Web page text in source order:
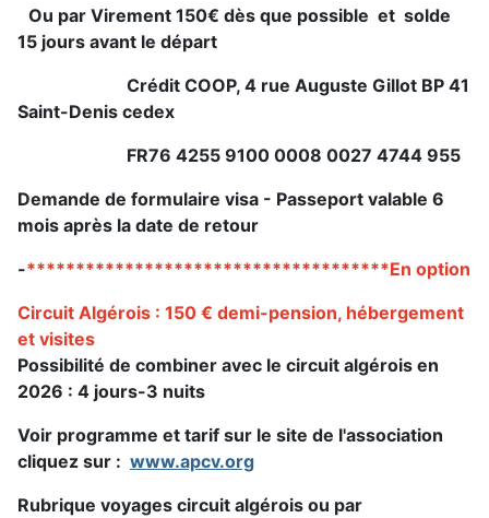
Ou par Virement 150€ dès que possible et solde
15 jours avant le départ
Crédit COOP, 4 rue Auguste Gillot BP 41
Saint-Denis cedex
FR76 4255 9100 0008 0027 4744 955
Demande de formulaire visa - Passeport valable 6
mois après la date de retour
-*************************************En option
Circuit Algérois : 150 € demi-pension, hébergement
et visites
Possibilité de combiner avec le circuit algérois en
2026 : 4 jours-3 nuits
Voir programme et tarif sur le site de l'association
cliquez sur : www.apcv.org
Rubrique voyages circuit algérois ou par